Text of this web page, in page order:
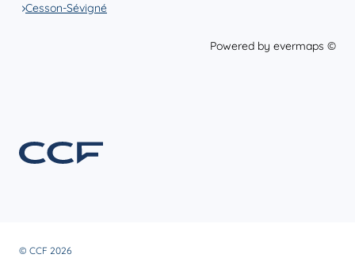
Cesson-Sévigné
Powered by evermaps ©
© CCF 2026